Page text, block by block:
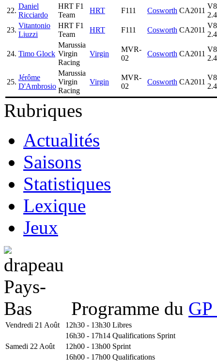
22.
Daniel
Ricciardo
HRT F1
Team
HRT F111 Cosworth CA2011
V8
23.
Vitantonio
Liuzzi
HRT F1
Team
HRT F111 Cosworth CA2011
V8
24. Timo Glock
Marussia
Virgin
Racing
Virgin
MVR-
02
Cosworth CA2011
V8
25.
Jérôme
D'Ambrosio
Marussia
Virgin
Racing
Virgin
MVR-
02
Cosworth CA2011
V8
Rubriques
Actualités
Saisons
Statistiques
Lexique
Jeux
Programme du
Vendredi 21 Août 12h30 - 13h30 Libres
16h30 - 17h14 Qualifications Sprint
Samedi 22 Août
12h00 - 13h00 Sprint
16h00 - 17h00 Qualifications